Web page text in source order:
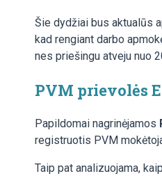
Šie dydžiai bus aktualūs
kad rengiant darbo
nes priešingu atveju nuo
PVM prievolės
Papildomai nagrinėjamos
registruotis PVM
Taip pat analizuojama,